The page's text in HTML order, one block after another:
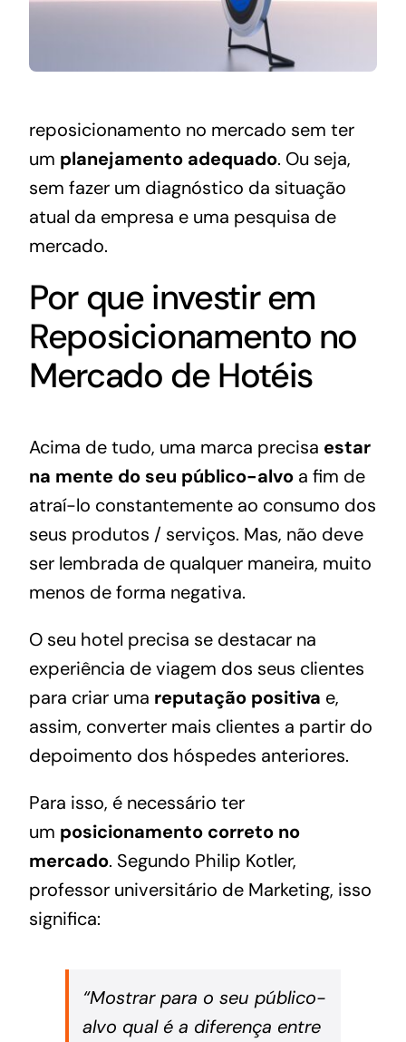
reposicionamento no mercado sem ter
um planejamento adequado. Ou seja,
sem fazer um diagnóstico da situação
atual da empresa e uma pesquisa de
mercado.
Por que investir em
Reposicionamento no
Mercado de Hotéis
Acima de tudo, uma marca precisa estar
na mente do seu público-alvoa fim de
atraí-lo constantemente ao consumo dos
seus produtos / serviços. Mas, não deve
ser lembrada de qualquer maneira, muito
menos de forma negativa.
O seu hotel precisa se destacar na
experiência de viagem dos seus clientes
para criar uma reputação positiva e,
assim, converter mais clientes a partir do
depoimento dos hóspedes anteriores.
Para isso, é necessário ter
um posicionamento correto no
mercado. Segundo Philip Kotler,
professor universitário de Marketing, isso
significa:
“Mostrar para o seu público-
alvo qual é a diferença entre